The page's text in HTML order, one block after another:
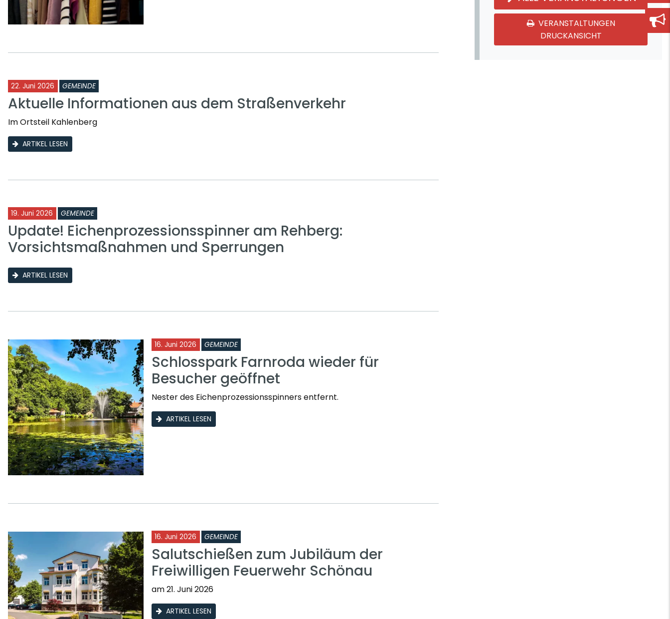
22. Juni 2026 GEMEINDE
Aktuelle Informationen aus dem Straßenverkehr
Im Ortsteil Kahlenberg
ARTIKEL LESEN
19. Juni 2026 GEMEINDE
Update! Eichenprozessionsspinner am Rehberg:
Vorsichtsmaßnahmen und Sperrungen
ARTIKEL LESEN
16. Juni 2026 GEMEINDE
Schlosspark Farnroda wieder für
Besucher geöffnet
Nester des Eichenprozessionsspinners entfernt.
ARTIKEL LESEN
16. Juni 2026 GEMEINDE
Salutschießen zum Jubiläum der
Freiwilligen Feuerwehr Schönau
am 21. Juni 2026
ARTIKEL LESEN
VERANSTALTUNGEN
DRUCKANSICHT